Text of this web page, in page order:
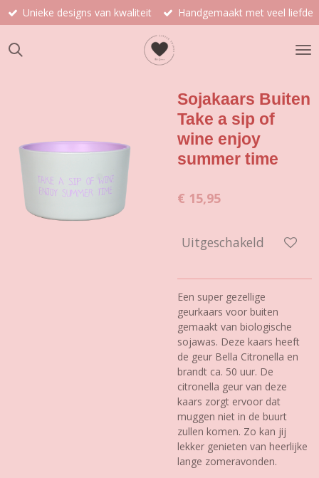
Ga
direct
naar
Unieke designs van kwaliteit Handgemaakt met veel liefde
Sojakaars Buiten
Take a sip of
wine enjoy
summer time
€ 15,95
Uitgeschakeld
Een super gezellige
geurkaars voor buiten
gemaakt van biologische
sojawas. Deze kaars heeft
de geur Bella Citronella en
brandt ca. 50 uur. De
citronella geur van deze
kaars zorgt ervoor dat
muggen niet in de buurt
zullen komen. Zo kan jij
lekker genieten van heerlijke
lange zomeravonden.